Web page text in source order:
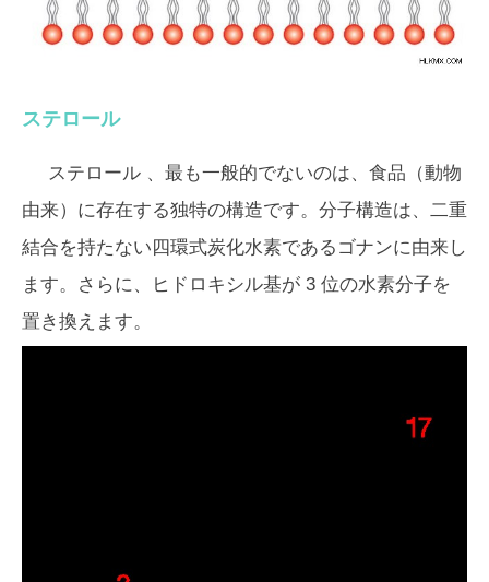
ステロール
ステロール 、最も一般的でないのは、食品（動物
由来）に存在する独特の構造です。分子構造は、二重
結合を持たない四環式炭化水素であるゴナンに由来し
ます。さらに、ヒドロキシル基が 3 位の水素分子を
置き換えます。